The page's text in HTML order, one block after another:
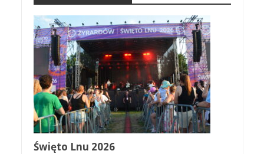
Święto Lnu 2026